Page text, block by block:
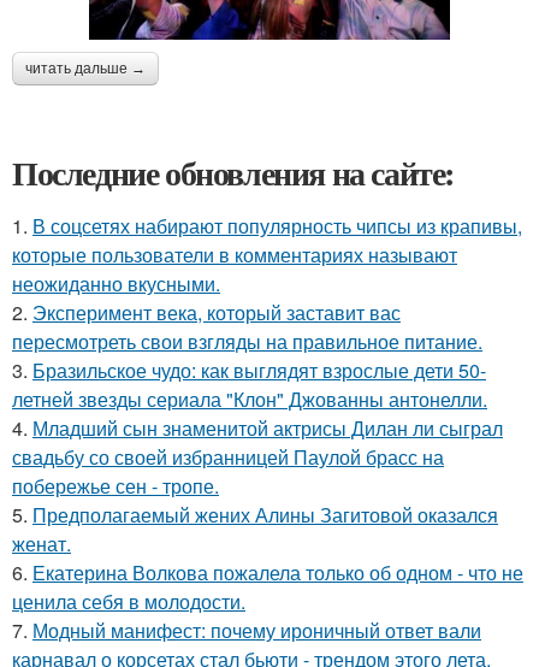
читать дальше →
Последние обновления на сайте:
1. В соцсетях набирают популярность чипсы из крапивы,
которые пользователи в комментариях называют
неожиданно вкусными.
2. Эксперимент века, который заставит вас
пересмотреть свои взгляды на правильное питание.
3. Бразильское чудо: как выглядят взрослые дети 50-
летней звезды сериала "Клон" Джованны антонелли.
4. Младший сын знаменитой актрисы Дилан ли сыграл
свадьбу со своей избранницей Паулой брасс на
побережье сен - тропе.
5. Предполагаемый жених Алины Загитовой оказался
женат.
6. Екатерина Волкова пожалела только об одном - что не
ценила себя в молодости.
7. Модный манифест: почему ироничный ответ вали
карнавал о корсетах стал бьюти - трендом этого лета.